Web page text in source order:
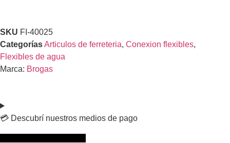
SKU FI-40025
CategoríasArticulos de ferreteria, Conexion flexibles,
Flexibles de agua
Marca: Brogas
💳 Descubrí nuestros medios de pago